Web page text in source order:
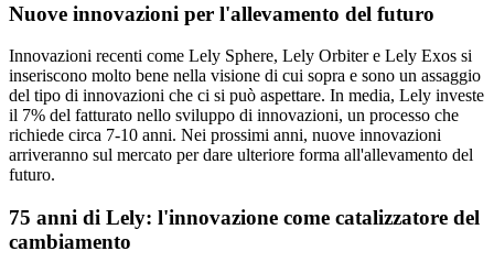
Nuove innovazioni per l'allevamento del futuro
Innovazioni recenti come Lely Sphere, Lely Orbiter e Lely Exos si
inseriscono molto bene nella visione di cui sopra e sono un assaggio
del tipo di innovazioni che ci si può aspettare. In media, Lely investe
il 7% del fatturato nello sviluppo di innovazioni, un processo che
richiede circa 7-10 anni. Nei prossimi anni, nuove innovazioni
arriveranno sul mercato per dare ulteriore forma all'allevamento del
futuro.
75 anni di Lely: l'innovazione come catalizzatore del
cambiamento